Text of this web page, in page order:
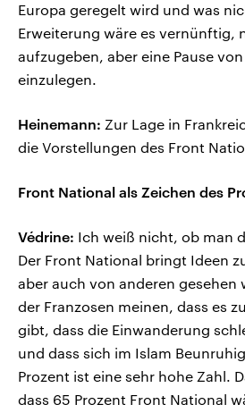
Europa geregelt wird und was
Erweiterung wäre es vernünftig,
aufzugeben, aber eine Pause
einzulegen.
Heinemann: Zur Lage in
die Vorstellungen des Front
Front National als Zeichen des
Védrine: Ich weiß nicht, ob man
Der Front National bringt Ideen
aber auch von anderen gesehen
der Franzosen meinen, dass es
gibt, dass die Einwanderung
und dass sich im Islam
Prozent ist eine sehr hohe Zahl.
dass 65 Prozent Front National